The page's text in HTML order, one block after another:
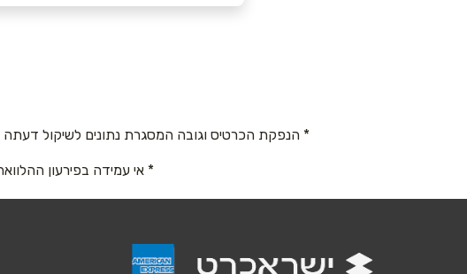
נושא
* הנפקת הכרטיס וגובה המסגרת נתונים לשיקול
* אי עמידה בפירעון